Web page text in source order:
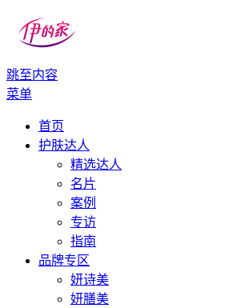
伊的家
伊的家护肤社区官网
跳至内容
菜单
首页
护肤达人
精选达人
名片
案例
专访
指南
品牌专区
妍诗美
妍膳美